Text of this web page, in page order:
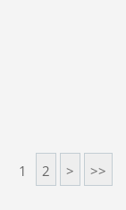
1 2 > >>